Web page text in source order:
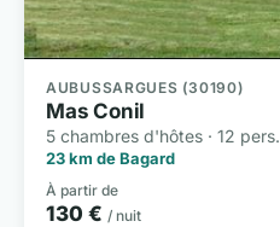
AUBUSSARGUES (30190)
Mas Conil
5 chambres d'hôtes · 12 pers.
23 km de Bagard
À partir de
130 € / nuit